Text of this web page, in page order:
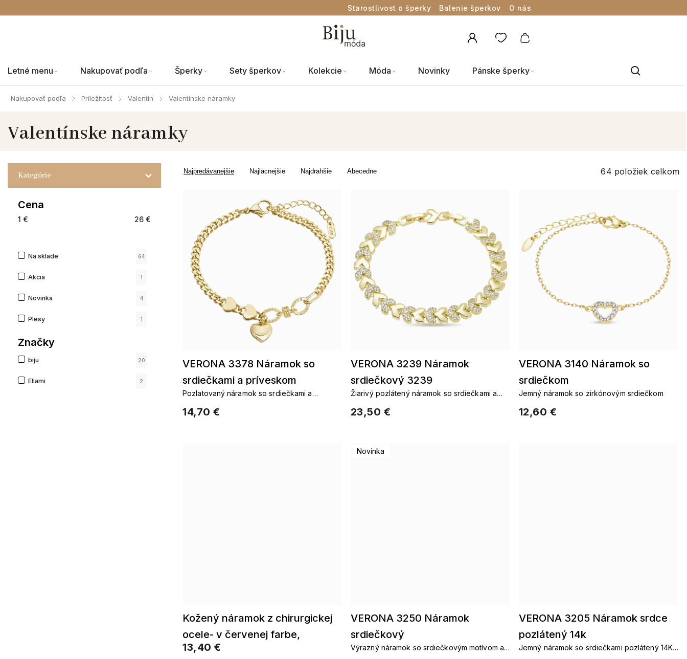
Starostlivost o šperky Balenie šperkov O nás
Letné menu Nakupovať podľa Šperky Sety šperkov Kolekcie Móda Novinky Pánske šperky
Nakupovať podľa / Príležitosť / Valentín / Valentínske náramky
Valentínske náramky
Kategórie
Cena
1 € 26 €
Na sklade 64
Akcia 1
Novinka 4
Plesy 1
Značky
biju 20
Ellami 2
Najpredávanejšie Najlacnejšie Najdrahšie Abecedne 64 položiek celkom
VERONA 3378 Náramok so
srdiečkami a príveskom
14,70 €
Pozlatovaný náramok so srdiečkami a
VERONA 3239 Náramok
srdiečkový 3239
23,50 €
Žiarivý pozlátený náramok so srdiečkami a
VERONA 3140 Náramok so
srdiečkom
12,60 €
Jemný náramok so zirkónovým srdiečkom
Kožený náramok z chirurgickej
ocele- v červenej farbe,
2002560-1
13,40 €
Novinka
VERONA 3250 Náramok
srdiečkový
Výrazný náramok so srdiečkovým motívom a
VERONA 3205 Náramok srdce
pozlátený 14k
Jemný náramok so srdiečkami pozlátený 14K